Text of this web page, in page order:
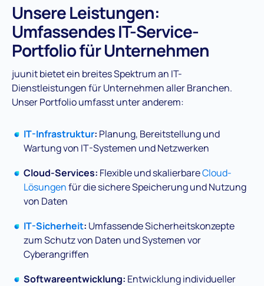
Unsere Leistungen:
Umfassendes IT-Service-
Portfolio für Unternehmen
juunit bietet ein breites Spektrum an IT-
Dienstleistungen für Unternehmen aller Branchen.
Unser Portfolio umfasst unter anderem:
IT-Infrastruktur: Planung, Bereitstellung und
Wartung von IT-Systemen und Netzwerken
Cloud-Services: Flexible und skalierbareCloud-
Lösungenfür die sichere Speicherung und Nutzung
von Daten
IT-Sicherheit: Umfassende Sicherheitskonzepte
zum Schutz von Daten und Systemen vor
Cyberangriffen
Softwareentwicklung: Entwicklung individueller